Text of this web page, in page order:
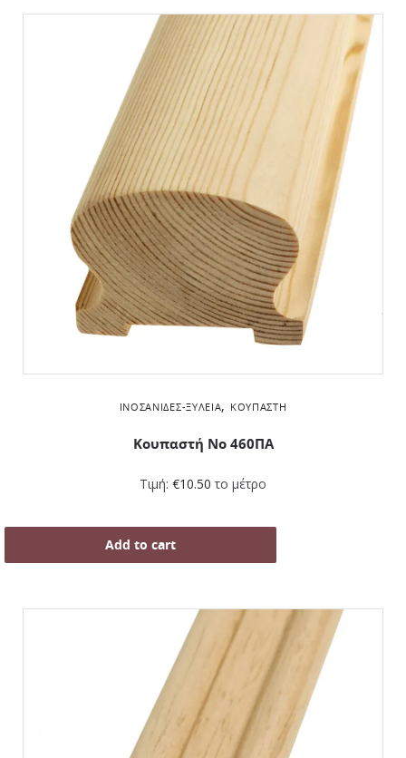
ΙΝΟΣΑΝΊΔΕΣ-ΞΥΛΕΊΑ, ΚΟΥΠΑΣΤΉ
Κουπαστή Νο 460ΠΑ
Τιμή: €10.50 το μέτρο
Add to cart